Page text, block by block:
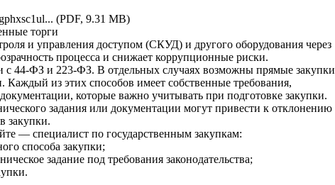
(PDF, 9.31 MB)
торги
и управления доступом (СКУД) и другого оборудования через
процесса и снижает коррупционные риски.
с 44-ФЗ и 223-ФЗ. В отдельных случаях возможны прямые закупки
Каждый из этих способов имеет собственные требования,
которые важно учитывать при подготовке закупки.
задания или документации могут привести к отклонению
закупки.
— специалист по государственным закупкам:
способа закупки;
задание под требования законодательства;